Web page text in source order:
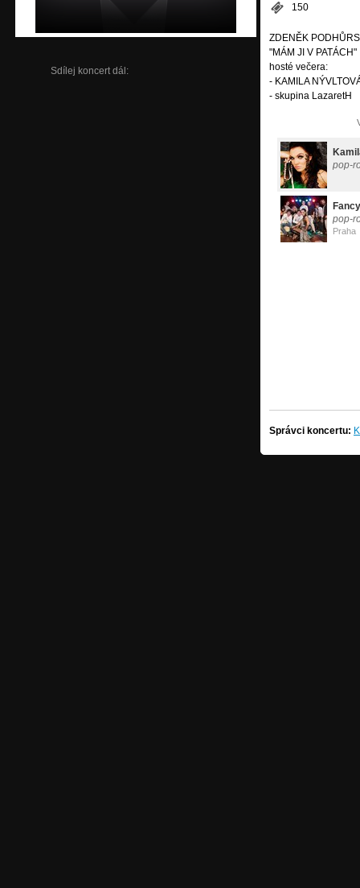
Sdílej koncert dál:
150
ZDENĚK
"MÁM JI V PATÁCH"
hosté večera:
- KAMILA
- skupina LazaretH
pop-
pop-
Praha
Správci koncertu: